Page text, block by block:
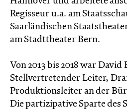
Regisseur u.a. am
Saarländischen
am Stadttheater Bern.
Von 2013 bis 2018 war
Stellvertretender Leiter,
Produktionsleiter an der
Die partizipative Sparte des